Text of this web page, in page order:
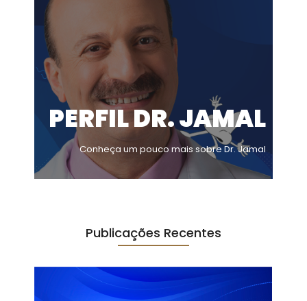
PERFIL DR. JAMAL
Conheça um pouco mais sobre Dr. Jamal
Publicações Recentes